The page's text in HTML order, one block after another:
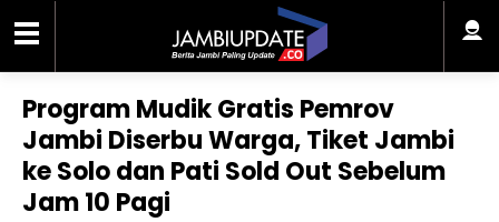
Program Mudik Gratis Pemrov
Jambi Diserbu Warga, Tiket Jambi
ke Solo dan Pati Sold Out Sebelum
Jam 10 Pagi